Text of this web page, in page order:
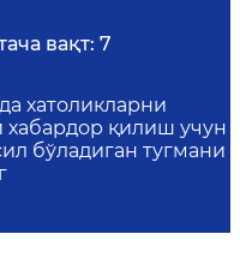
вақт: 7
хатоликларни
хабардор қилиш учун
бўладиган тугмани